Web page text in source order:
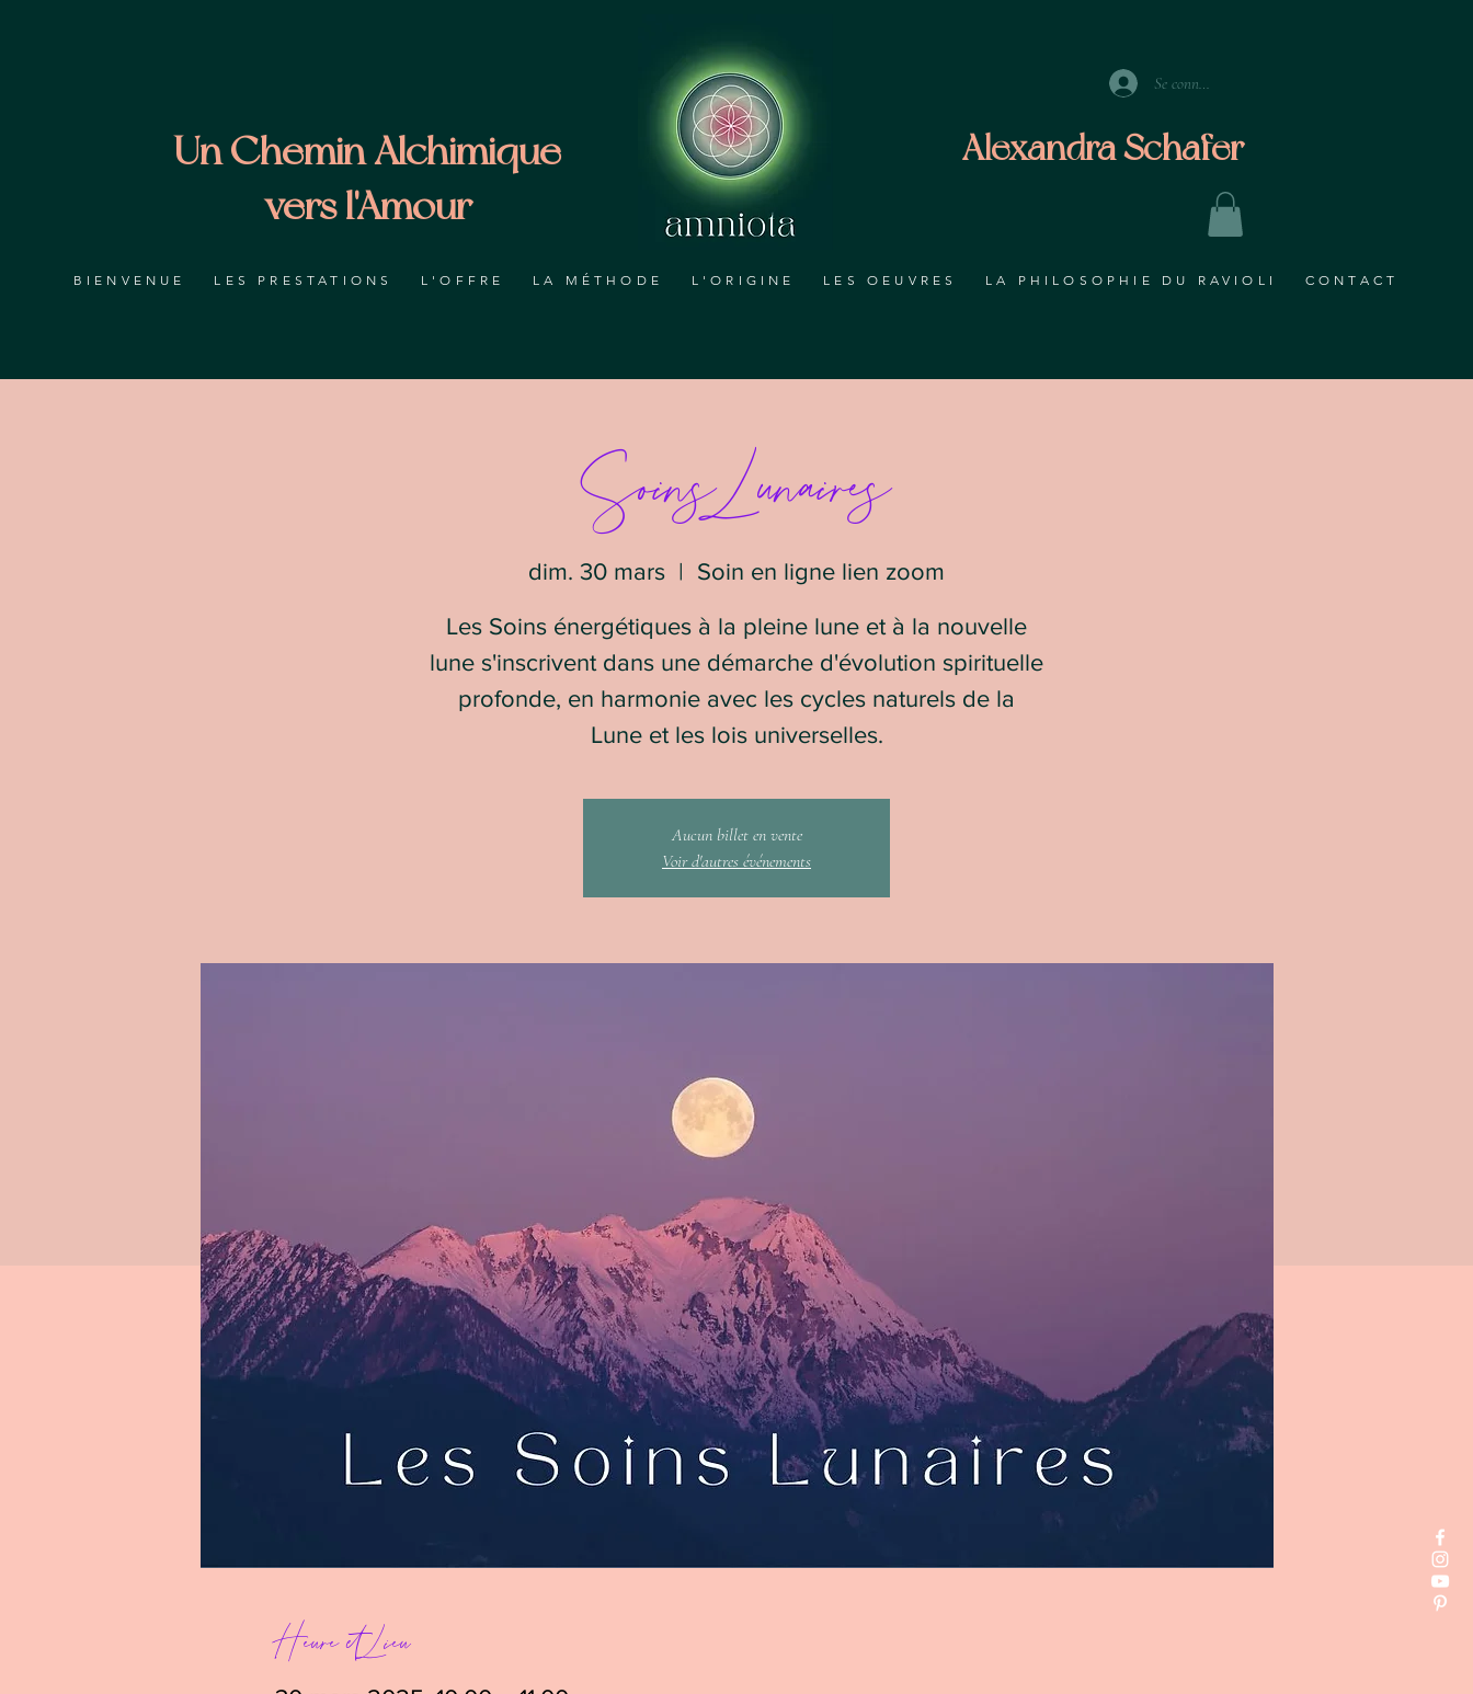
Un Chemin Alchimique
vers l'Amour
Alexandra Schafer
Se connecter
BIENVENUE LES PRESTATIONS L'OFFRE LA MÉTHODE L'ORIGINE LES OEUVRES LA PHILOSOPHIE DU RAVIOLI CONTACT
Soins Lunaires
dim. 30 mars
  |
Soin en ligne lien zoom
Les Soins énergétiques à la pleine lune et à la nouvelle
lune s'inscrivent dans une démarche d'évolution spirituelle
profonde, en harmonie avec les cycles naturels de la
Lune et les lois universelles.
Aucun billet en vente
Voir d'autres événements
Heure et Lieu